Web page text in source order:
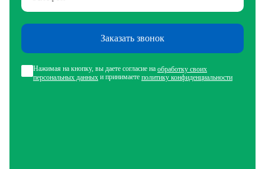
Заказать звонок
Нажимая на кнопку, вы даете согласие на обработку своих
персональных данных и принимаете политику конфиденциальности